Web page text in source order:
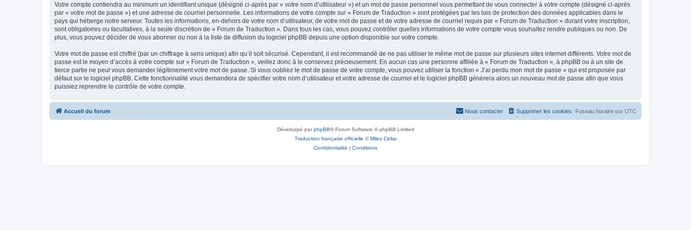
Votre compte contiendra au minimum un identifiant unique (désigné ci-après par « votre nom d’utilisateur ») et un mot de passe personnel vous permettant de vous connecter à votre compte (désigné ci-après
par « votre mot de passe ») et une adresse de courriel personnelle. Les informations de votre compte sur « Forum de Traduction » sont protégées par les lois de protection des données applicables dans le
pays qui héberge notre serveur. Toutes les informations, en-dehors de votre nom d’utilisateur, de votre mot de passe et de votre adresse de courriel requis par « Forum de Traduction » durant votre inscription,
sont obligatoires ou facultatives, à la seule discrétion de « Forum de Traduction ». Dans tous les cas, vous pouvez contrôler quelles informations de votre compte vous souhaitez rendre publiques ou non. De
plus, vous pouvez décider de vous abonner ou non à la liste de diffusion du logiciel phpBB depuis une option disponible sur votre compte.
Votre mot de passe est chiffré (par un chiffrage à sens unique) afin qu’il soit sécurisé. Cependant, il est recommandé de ne pas utiliser le même mot de passe sur plusieurs sites internet différents. Votre mot de
passe est le moyen d’accès à votre compte sur « Forum de Traduction », veillez donc à le conservez précieusement. En aucun cas une personne affiliée à « Forum de Traduction », à phpBB ou à un site de
tierce partie ne peut vous demander légitimement votre mot de passe. Si vous oubliez le mot de passe de votre compte, vous pouvez utiliser la fonction « J’ai perdu mon mot de passe » qui est proposée par
défaut sur le logiciel phpBB. Cette fonctionnalité vous demandera de spécifier votre nom d’utilisateur et votre adresse de courriel et le logiciel phpBB générera alors un nouveau mot de passe afin que vous
puissiez reprendre le contrôle de votre compte.
Accueil du forum Fuseau horaire sur UTC
Supprimer les cookies
Nous contacter
Développé parphpBB® Forum Software © phpBB Limited
Traduction française officielle ©Miles Cellar
Confidentialité | Conditions